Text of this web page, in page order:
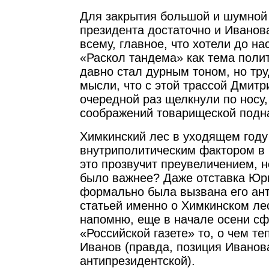
Для закрытия большой и шумной
президента достаточно и
всему, главное, что хотели до
«Раскол тандема» как тема
давно стал дурным тоном, но
мысли, что с этой трассой
очередной раз щелкнули по
соображений товарищеской
Химкинский лес в уходящем
внутриполитическим фактором
это прозвучит преувеличением,
было важнее? Даже отставка
формально была вызвана его
статьей именно о Химкинском
напомню, еще в начале осени
«Российской газете» то, о чем
Иванов (правда, позиция
антипрезидентской).